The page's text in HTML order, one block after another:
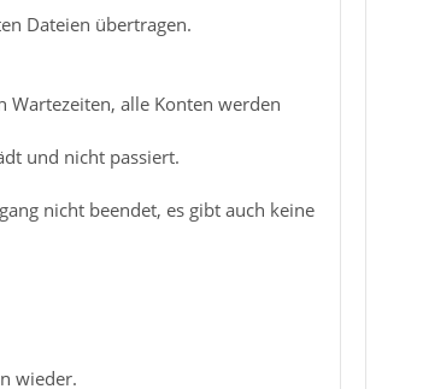
Dateien übertragen.
Wartezeiten, alle Konten werden
und nicht passiert.
nicht beendet, es gibt auch keine
wieder.